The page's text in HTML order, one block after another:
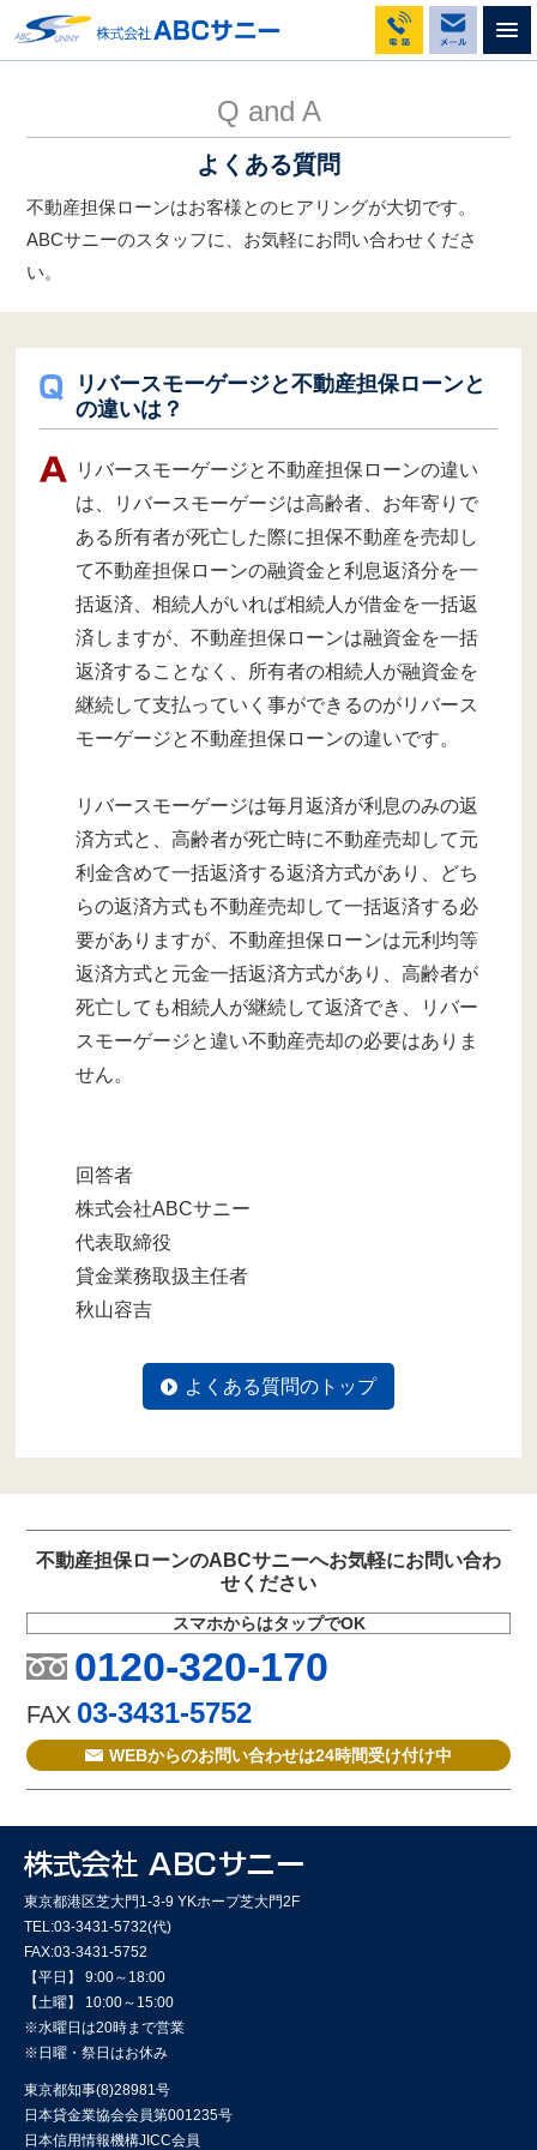
リバースモーゲージと不動産担保ローンとの違いは？
Q and A
よくある質問
不動産担保ローンはお客様とのヒアリングが大切です。
ABCサニーのスタッフに、お気軽にお問い合わせくださ
い。
リバースモーゲージと不動産担保ローンと
の違いは？
リバースモーゲージと不動産担保ローンの違い
は、リバースモーゲージは高齢者、お年寄りで
ある所有者が死亡した際に担保不動産を売却し
て不動産担保ローンの融資金と利息返済分を一
括返済、相続人がいれば相続人が借金を一括返
済しますが、不動産担保ローンは融資金を一括
返済することなく、所有者の相続人が融資金を
継続して支払っていく事ができるのがリバース
モーゲージと不動産担保ローンの違いです。
リバースモーゲージは毎月返済が利息のみの返
済方式と、高齢者が死亡時に不動産売却して元
利金含めて一括返済する返済方式があり、どち
らの返済方式も不動産売却して一括返済する必
要がありますが、不動産担保ローンは元利均等
返済方式と元金一括返済方式があり、高齢者が
死亡しても相続人が継続して返済でき、リバー
スモーゲージと違い不動産売却の必要はありま
せん。
回答者
株式会社ABCサニー
代表取締役
貸金業務取扱主任者
秋山容吉
よくある質問のトップ
不動産担保ローンのABCサニーへお気軽にお問い合わ
せください
スマホからはタップでOK
0120-320-170
FAX 03-3431-5752
WEBからのお問い合わせは24時間受け付け中
東京都港区芝大門1-3-9 YKホープ芝大門2F
TEL:03-3431-5732(代)
FAX:03-3431-5752
【平日】 9:00～18:00
【土曜】 10:00～15:00
※水曜日は20時まで営業
※日曜・祭日はお休み
東京都知事(8)28981号
日本貸金業協会会員第001235号
日本信用情報機構JICC会員